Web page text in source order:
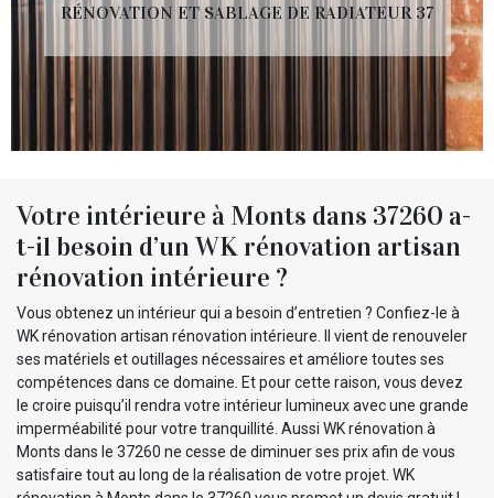
RÉNOVATION ET SABLAGE DE RADIATEUR 37
Votre intérieure à Monts dans 37260 a-
t-il besoin d’un WK rénovation artisan
rénovation intérieure ?
Vous obtenez un intérieur qui a besoin d’entretien ? Confiez-le à
WK rénovation artisan rénovation intérieure. Il vient de renouveler
ses matériels et outillages nécessaires et améliore toutes ses
compétences dans ce domaine. Et pour cette raison, vous devez
le croire puisqu’il rendra votre intérieur lumineux avec une grande
imperméabilité pour votre tranquillité. Aussi WK rénovation à
Monts dans le 37260 ne cesse de diminuer ses prix afin de vous
satisfaire tout au long de la réalisation de votre projet. WK